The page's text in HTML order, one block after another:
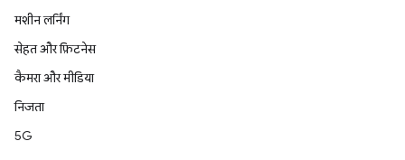
मशीन लर्निंग
सेहत और फ़िटनेस
कैमरा और मीडिया
निजता
5G